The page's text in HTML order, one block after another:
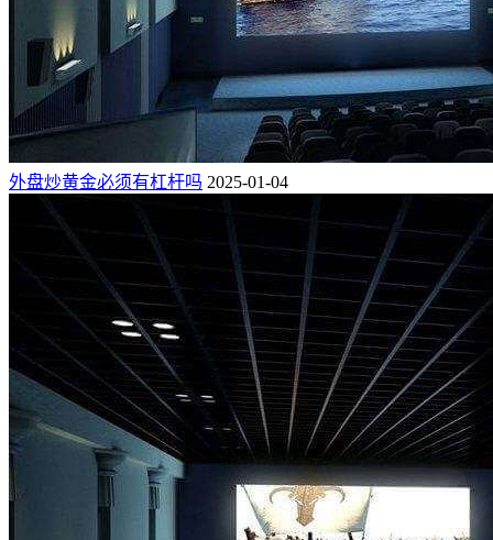
外盘炒黄金必须有杠杆吗 2025-01-04